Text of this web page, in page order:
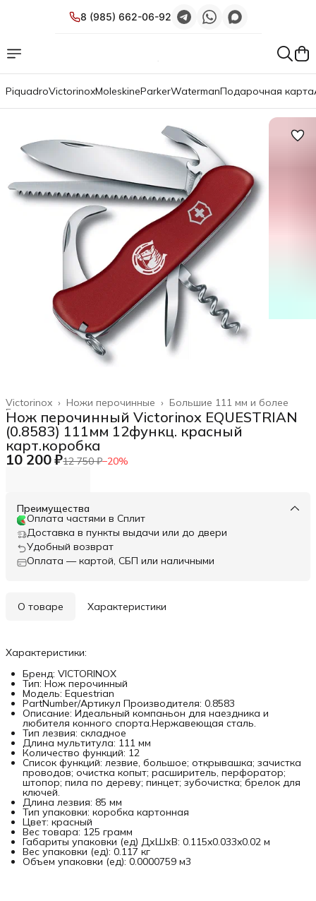
8 (985) 662-06-92
PiquadroVictorinoxMoleskineParkerWatermanПодарочная карта
Большие 111 мм и более
Ножи перочинные ›
Victorinox ›
Главная ›
Нож перочинный Victorinox EQUESTRIAN
(0.8583) 111мм 12функц. красный
карт.коробка
10 200 ₽12 750 ₽−20%
Преимущества
Оплата частями в Сплит
Доставка в пункты выдачи или до двери
Удобный возврат
Оплата — картой, СБП или наличными
О товаре Характеристики
Характеристики:
Бренд: VICTORINOX
Тип: Нож перочинный
Модель: Equestrian
PartNumber/Артикул Производителя: 0.8583
Описание: Идеальный компаньон для наездника и
любителя конного спорта.Нержавеющая сталь.
Тип лезвия: складное
Длина мультитула: 111 мм
Количество функций: 12
Список функций: лезвие, большое; открывашка; зачистка
проводов; очистка копыт; расширитель, перфоратор;
штопор; пила по дереву; пинцет; зубочистка; брелок для
ключей.
Длина лезвия: 85 мм
Тип упаковки: коробка картонная
Цвет: красный
Вес товара: 125 грамм
Габариты упаковки (ед) ДхШхВ: 0.115x0.033x0.02 м
Вес упаковки (ед): 0.117 кг
Объем упаковки (ед): 0.0000759 м3